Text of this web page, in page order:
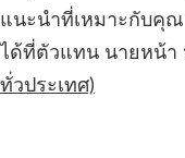
แนะนำที่เหมาะกับคุณ
ได้ที่ตัวแทน นายหน้า
ทั่วประเทศ)